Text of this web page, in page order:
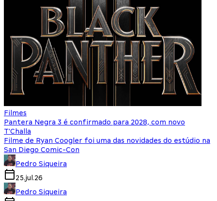
Filmes
Pantera Negra 3 é confirmado para 2028, com novo
T'Challa
Filme de Ryan Coogler foi uma das novidades do estúdio na
San Diego Comic-Con
Pedro Siqueira
25.jul.26
Pedro Siqueira